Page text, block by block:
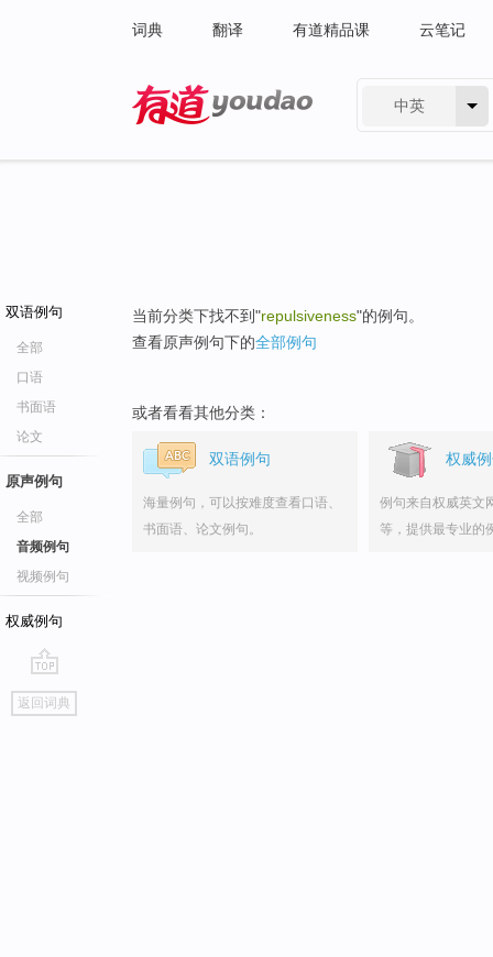
词典 翻译 有道精品课 云笔记
中英
双语例句
全部
口语
书面语
论文
原声例句
全部
音频例句
视频例句
权威例句
go
top
返回词典
当前分类下找不到"repulsiveness"的例句。
查看原声例句下的全部例句
或者看看其他分类：
双语例句
海量例句，可以按难度查看口语、
书面语、论文例句。
权威
例句来自权威英文
等，提供最专业的